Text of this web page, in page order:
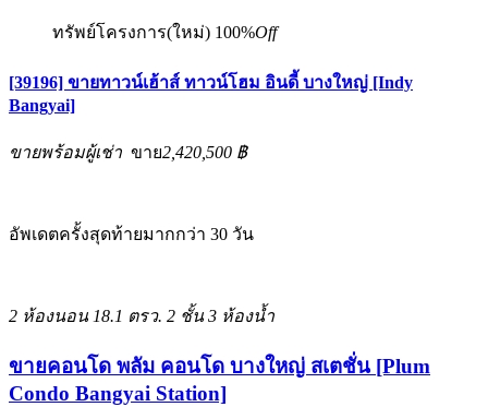
ทรัพย์โครงการ(ใหม่) 100%Off
[39196] ขายทาวน์เฮ้าส์ ทาวน์โฮม อินดี้ บางใหญ่ [Indy
Bangyai]
ขายพร้อมผู้เช่า ขาย2,420,500 ฿
อัพเดตครั้งสุดท้ายมากกว่า 30 วัน
2 ห้องนอน 18.1 ตรว. 2 ชั้น 3 ห้องน้ำ
ขายคอนโด พลัม คอนโด บางใหญ่ สเตชั่น [Plum
Condo Bangyai Station]